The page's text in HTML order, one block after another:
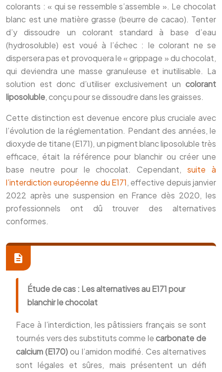
colorants : « qui se ressemble s’assemble ». Le chocolat
blanc est une matière grasse (beurre de cacao). Tenter
d’y dissoudre un colorant standard à base d’eau
(hydrosoluble) est voué à l’échec : le colorant ne se
dispersera pas et provoquera le « grippage » du chocolat,
qui deviendra une masse granuleuse et inutilisable. La
solution est donc d’utiliser exclusivement un colorant
liposoluble, conçu pour se dissoudre dans les graisses.
Cette distinction est devenue encore plus cruciale avec
l’évolution de la réglementation. Pendant des années, le
dioxyde de titane (E171), un pigment blanc liposoluble très
efficace, était la référence pour blanchir ou créer une
base neutre pour le chocolat. Cependant,suite à
l’interdiction européenne du E171, effective depuis janvier
2022 après une suspension en France dès 2020, les
professionnels ont dû trouver des alternatives
conformes.
Étude de cas : Les alternatives au E171 pour
blanchir le chocolat
Face à l’interdiction, les pâtissiers français se sont
tournés vers des substituts comme lecarbonate de
calcium (E170)ou l’amidon modifié. Ces alternatives
sont légales et sûres, mais présentent un défi